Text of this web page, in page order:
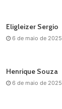
Eligleizer Sergio
6 de maio de 2025
Henrique Souza
6 de maio de 2025